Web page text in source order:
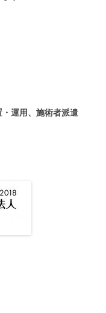
・運用、施術者派遣